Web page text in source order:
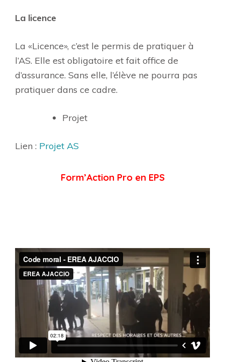
La licence
La «Licence», c’est le permis de pratiquer à
l’AS. Elle est obligatoire et fait office de
d’assurance. Sans elle, l’élève ne pourra pas
pratiquer dans ce cadre.
Projet
Lien : Projet AS
Form’Action Pro en EPS